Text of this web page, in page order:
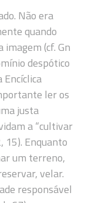
Não era
quando
(cf. Gn
despótico
Encíclica
ler os
justa
a “cultivar
15). Enquanto
um terreno,
velar.
responsável